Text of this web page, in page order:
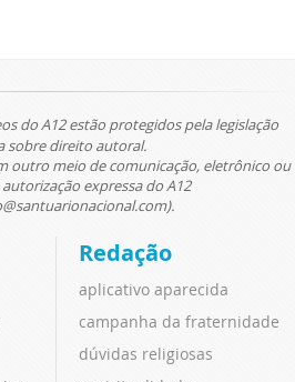
do A12 estão protegidos pela legislação
sobre direito autoral.
outro meio de comunicação, eletrônico ou
expressa do A12
Redação
aplicativo aparecida
campanha da fraternidade
dúvidas religiosas